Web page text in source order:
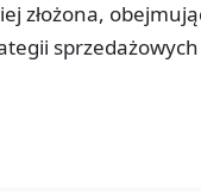
złożona,